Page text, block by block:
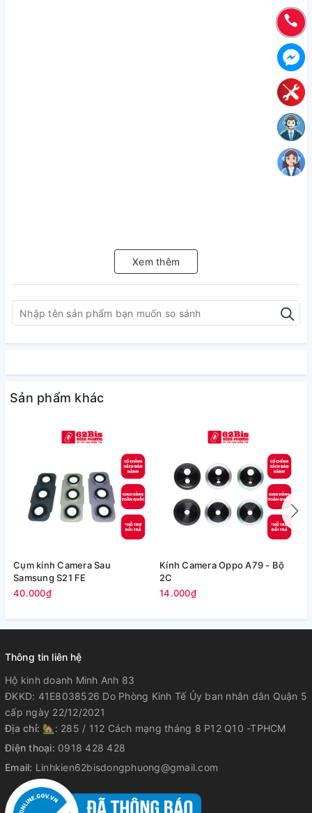
Xem thêm
Sản phẩm khác
Cụm kính Camera Sau
Samsung S21 FE
40.000₫
Kính Camera Oppo A79 - Bộ
2C
14.000₫
Thông tin liên hệ
Hộ kinh doanh Minh Anh 83
ĐKKD: 41E8038526 Do Phòng Kinh Tế Ủy ban nhân dân Quận 5
cấp ngày 22/12/2021
Địa chỉ: 🏡: 285 / 112 Cách mạng tháng 8 P12 Q10 -TPHCM
Điện thoại: 0918 428 428
Email: Linhkien62bisdongphuong@gmail.com